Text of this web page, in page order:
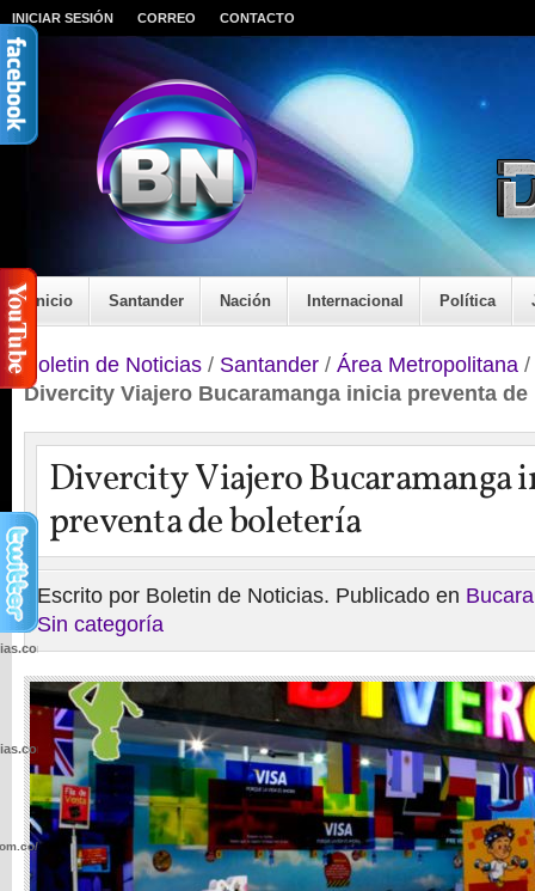
INICIAR SESIÓN CORREO CONTACTO
Inicio Santander Nación Internacional Política
Boletin de Noticias / Santander / Área Metropolitana /
Divercity Viajero Bucaramanga inicia preventa de
Divercity Viajero Bucaramanga
preventa de boletería
Escrito por Boletin de Noticias. Publicado en
Sin categoría
wp-
wp-
wp-